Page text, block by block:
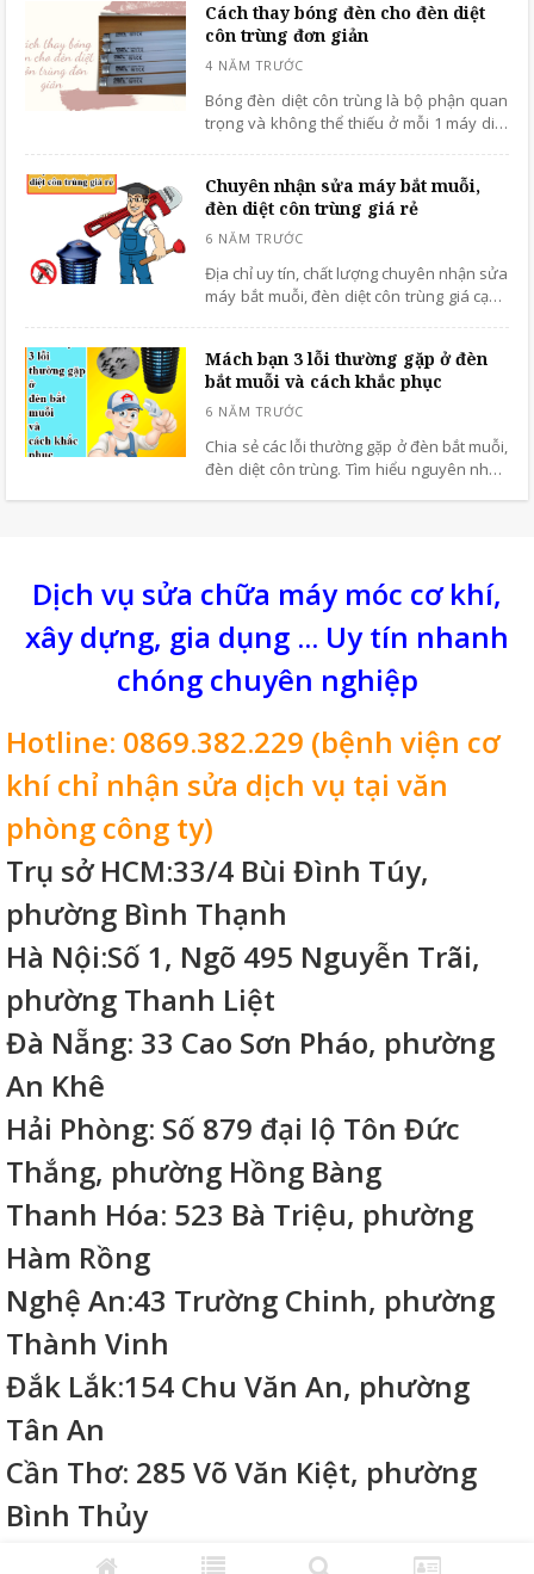
Cách thay bóng đèn cho đèn diệt
côn trùng đơn giản
Bóng đèn diệt côn trùng là bộ phận quan
trọng và không thể thiếu ở mỗi 1 máy diệt
benhvienmaycokhi.vn tìm hiểu cách thay
bóng đèn đơn giản và dễ dàng.
Chuyên nhận sửa máy bắt muỗi,
đèn diệt côn trùng giá rẻ
Địa chỉ uy tín, chất lượng chuyên nhận sửa
máy bắt muỗi, đèn diệt côn trùng giá cạnh
Mách bạn 3 lỗi thường gặp ở đèn
bắt muỗi và cách khắc phục
Chia sẻ các lỗi thường gặp ở đèn bắt muỗi,
đèn diệt côn trùng. Tìm hiểu nguyên nhân
Dịch vụ sửa chữa máy móc cơ khí,
xây dựng, gia dụng ... Uy tín nhanh
chóng chuyên nghiệp
Hotline: 0869.382.229 (bệnh viện cơ
khí chỉ nhận sửa dịch vụ tại văn
phòng công ty)
Trụ sở HCM:33/4 Bùi Đình Túy,
phường Bình Thạnh
Hà Nội:Số 1, Ngõ 495 Nguyễn Trãi,
phường Thanh Liệt
Đà Nẵng: 33 Cao Sơn Pháo, phường
An Khê
Hải Phòng: Số 879 đại lộ Tôn Đức
Thắng, phường Hồng Bàng
Thanh Hóa: 523 Bà Triệu, phường
Hàm Rồng
Nghệ An:43 Trường Chinh, phường
Thành Vinh
Đắk Lắk:154 Chu Văn An, phường
Tân An
Cần Thơ: 285 Võ Văn Kiệt, phường
Bình Thủy